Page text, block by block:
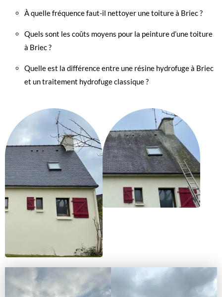
À quelle fréquence faut-il nettoyer une toiture à Briec ?
Quels sont les coûts moyens pour la peinture d’une toiture
à Briec ?
Quelle est la différence entre une résine hydrofuge à Briec
et un traitement hydrofuge classique ?